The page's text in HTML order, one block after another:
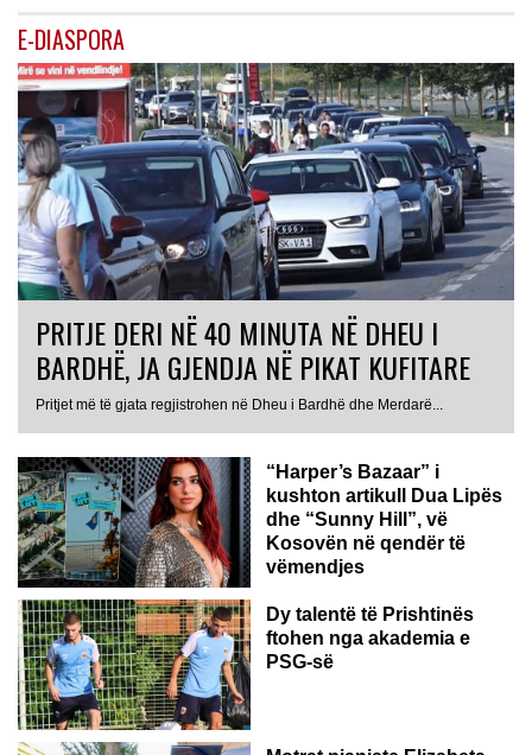
E-DIASPORA
PRITJE DERI NË 40 MINUTA NË DHEU I
BARDHË, JA GJENDJA NË PIKAT KUFITARE
Pritjet më të gjata regjistrohen në Dheu i Bardhë dhe Merdarë...
“Harper’s Bazaar” i
kushton artikull Dua Lipës
dhe “Sunny Hill”, vë
Kosovën në qendër të
vëmendjes
Dy talentë të Prishtinës
ftohen nga akademia e
PSG-së
ROMË